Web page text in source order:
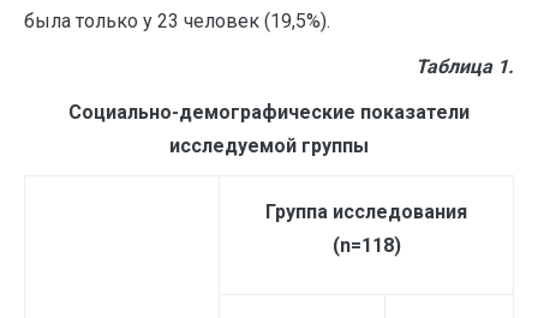
была только у 23 человек (19,5%).
Таблица 1.
Социально-демографические показатели
исследуемой группы
Группа исследования
(n=118)